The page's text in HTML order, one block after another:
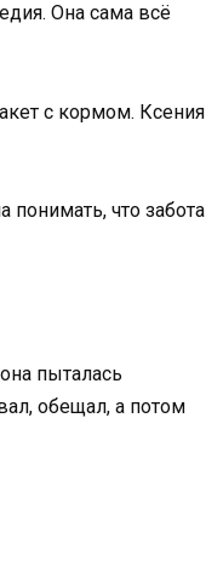
Она сама всё
с кормом. Ксения
что забота
пыталась
обещал, а потом